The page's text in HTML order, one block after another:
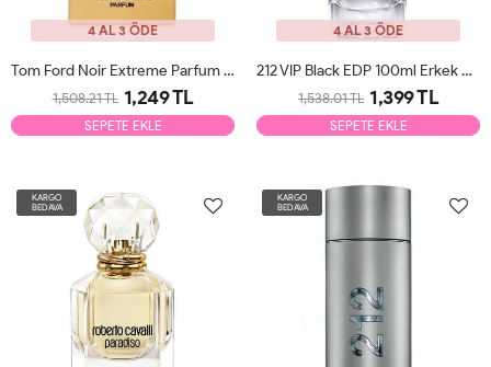
4 AL 3 ÖDE
Tom Ford Noir Extreme Parfum EDP 100ml Erkek Parfüm Tester
1,508.21 TL 1,249 TL
SEPETE EKLE
4 AL 3 ÖDE
212 VIP Black EDP 100ml Erkek Parfüm Tester
1,538.01 TL 1,399 TL
SEPETE EKLE
KARGO
BEDAVA
KARGO
BEDAVA